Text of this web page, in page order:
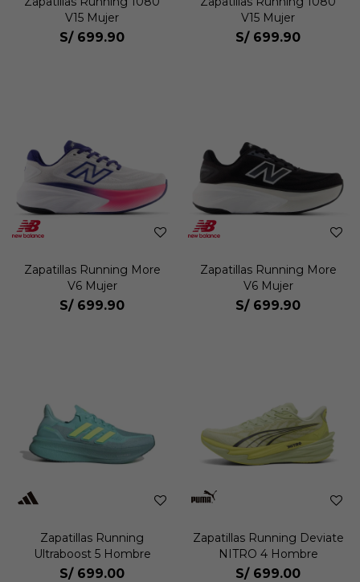
V15 Mujer
S/ 699.90
V15 Mujer
S/ 699.90
Zapatillas Running More
V6 Mujer
S/ 699.90
Zapatillas Running More
V6 Mujer
S/ 699.90
Zapatillas Running
Ultraboost 5 Hombre
S/ 699.00
Zapatillas Running Deviate
NITRO 4 Hombre
S/ 699.00